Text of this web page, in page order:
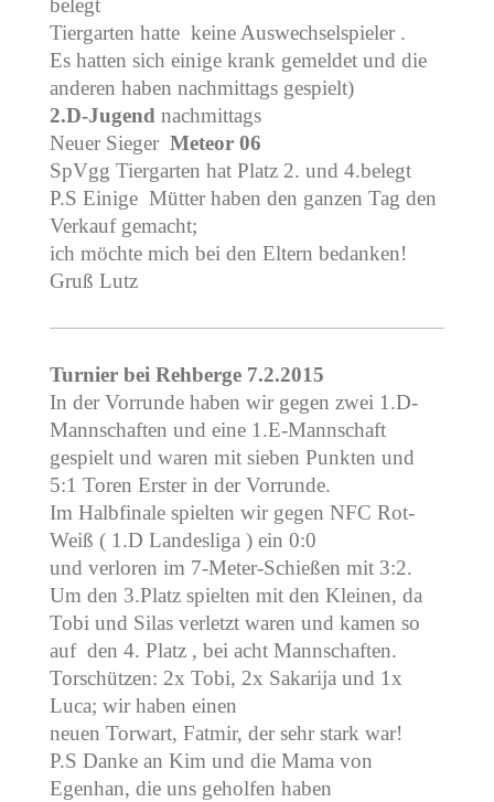
belegt
Tiergarten hatte keine Auswechselspieler .
Es hatten sich einige krank gemeldet und die
anderen haben nachmittags gespielt)
2.D-Jugend nachmittags
Neuer Sieger Meteor 06
SpVgg Tiergarten hat Platz 2. und 4.belegt
P.S Einige Mütter haben den ganzen Tag den
Verkauf gemacht;
ich möchte mich bei den Eltern bedanken!
Gruß Lutz
Turnier bei Rehberge 7.2.2015
In der Vorrunde haben wir gegen zwei 1.D-
Mannschaften und eine 1.E-Mannschaft
gespielt und waren mit sieben Punkten und
5:1 Toren Erster in der Vorrunde.
Im Halbfinale spielten wir gegen NFC Rot-
Weiß ( 1.D Landesliga ) ein 0:0
und verloren im 7-Meter-Schießen mit 3:2.
Um den 3.Platz spielten mit den Kleinen, da
Tobi und Silas verletzt waren und kamen so
auf den 4. Platz , bei acht Mannschaften.
Torschützen: 2x Tobi, 2x Sakarija und 1x
Luca; wir haben einen
neuen Torwart, Fatmir, der sehr stark war!
P.S Danke an Kim und die Mama von
Egenhan, die uns geholfen haben